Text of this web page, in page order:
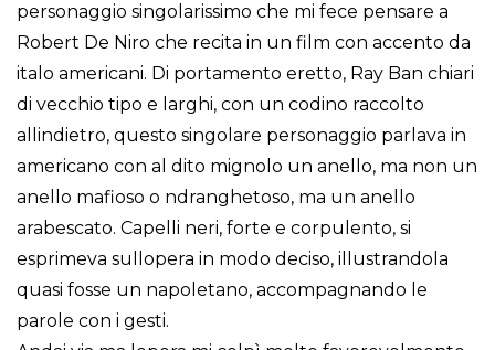
personaggio singolarissimo che mi fece pensare a
Robert De Niro che recita in un film con accento da
italo americani. Di portamento eretto, Ray Ban chiari
di vecchio tipo e larghi, con un codino raccolto
allindietro, questo singolare personaggio parlava in
americano con al dito mignolo un anello, ma non un
anello mafioso o ndranghetoso, ma un anello
arabescato. Capelli neri, forte e corpulento, si
esprimeva sullopera in modo deciso, illustrandola
quasi fosse un napoletano, accompagnando le
parole con i gesti.